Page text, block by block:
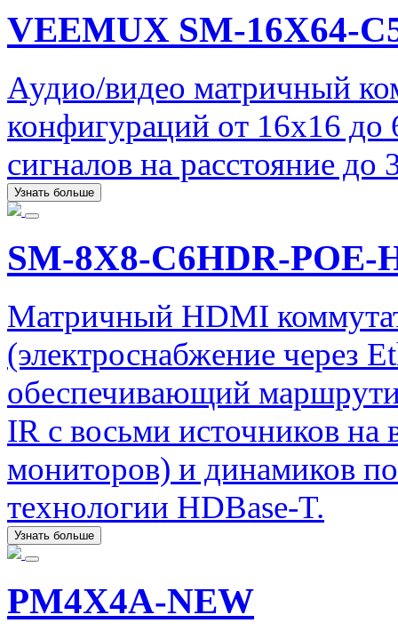
VEEMUX SM-16X64-
Аудио/видео матричный
конфигураций от 16x16
сигналов на расстояние
Узнать больше
SM-8X8-C6HDR-POE-
Матричный HDMI
(электроснабжение через
обеспечивающий
IR с восьми источников на
мониторов) и динамиков
технологии HDBase-T.
Узнать больше
PM4X4A-NEW